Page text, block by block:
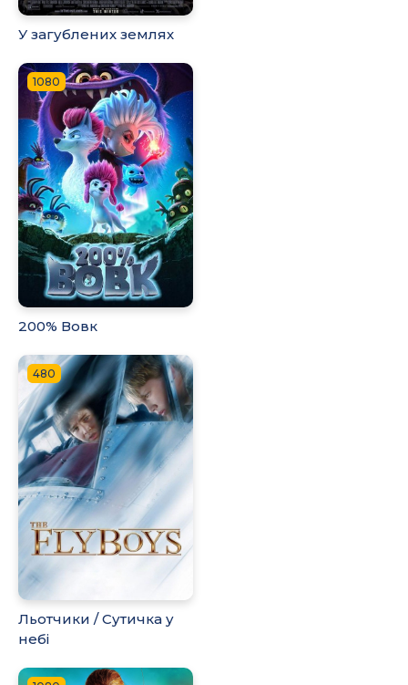
У загублених землях
1080
200% Вовк
480
Льотчики / Сутичка у
небі